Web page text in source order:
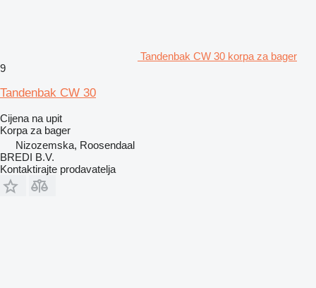
Tandenbak CW 30 korpa za bager
9
Tandenbak CW 30
Cijena na upit
Korpa za bager
Nizozemska, Roosendaal
BREDI B.V.
Kontaktirajte prodavatelja